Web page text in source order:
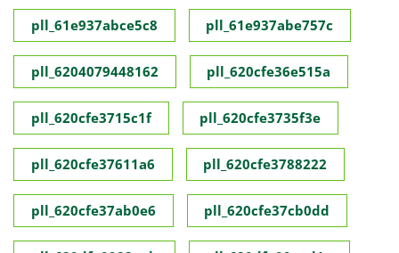
pll_61e937abce5c8 pll_61e937abe757c
pll_6204079448162 pll_620cfe36e515a
pll_620cfe3715c1f pll_620cfe3735f3e
pll_620cfe37611a6 pll_620cfe3788222
pll_620cfe37ab0e6 pll_620cfe37cb0dd